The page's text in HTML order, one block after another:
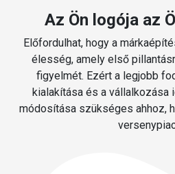
Az Ön logója az
Előfordulhat, hogy a
élesség, amely első
figyelmét. Ezért a legjobb
kialakítása és a vállalkozása
módosítása szükséges ahhoz,